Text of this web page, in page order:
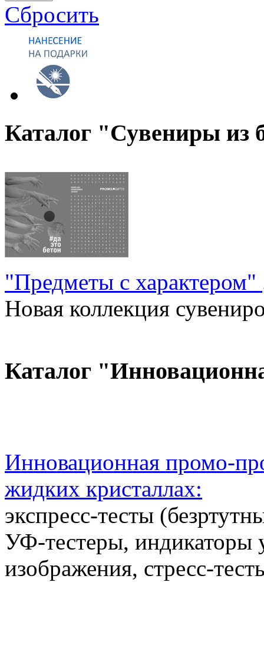
Сбросить
Каталог "Сувениры из
"Предметы с характером"
Новая коллекция
Каталог
Инновационная промо-
жидких кристаллах:
экспресс-тесты
УФ-тестеры, индикаторы
изображения, стресс-